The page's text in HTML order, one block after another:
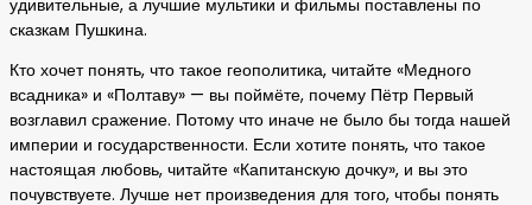
удивительные, а лучшие мультики и фильмы поставлены по
сказкам Пушкина.
Кто хочет понять, что такое геополитика, читайте «Медного
всадника» и «Полтаву» — вы поймёте, почему Пётр Первый
возглавил сражение. Потому что иначе не было бы тогда нашей
империи и государственности. Если хотите понять, что такое
настоящая любовь, читайте «Капитанскую дочку», и вы это
почувствуете. Лучше нет произведения для того, чтобы понять